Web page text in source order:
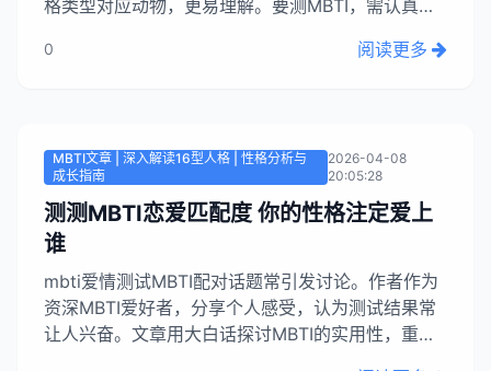
格类型对应动物，更易理解。要测MBTI，需认真完
费（9.9-199元）可获完整报告和动物身份。也可用
0 阅读更多
MBTI文章 | 深入解读16型人格 | 性格分析与
成长指南
2026-04-08
20:05:28
测测MBTI恋爱匹配度 你的性格注定爱上
谁
mbti爱情测试MBTI配对话题常引发讨论。作者作为
资深MBTI爱好者，分享个人感受，认为测试结果常
让人兴奋。文章用大白话探讨MBTI的实用性，重点